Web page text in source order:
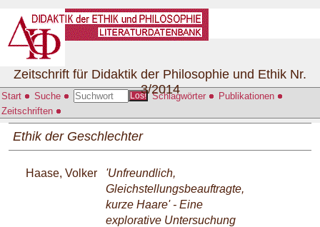
Start Suche Los! Schlagwörter
Publikationen
Zeitschriften
Zeitschrift für Didaktik der Philosophie und Ethik Nr.
3/2014
Ethik der Geschlechter
Haase, Volker
'Unfreundlich,
Gleichstellungsbeauftragte,
kurze Haare' - Eine
explorative Untersuchung